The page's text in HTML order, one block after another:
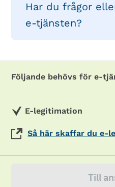
Har du frågor
e-tjänsten?
Följande behövs för e-
E-legitimation
Så här skaffar du e-
Till